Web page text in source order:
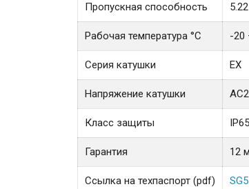
Пропускная способность
Рабочая температура °С -20
Серия катушки EX
Напряжение катушки
Класс защиты IP65
Гарантия 12
Ссылка на техпаспорт (pdf)